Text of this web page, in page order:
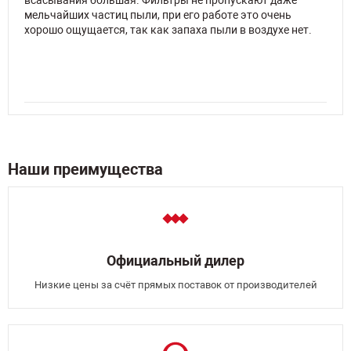
мельчайших частиц пыли, при его работе это очень
хорошо ощущается, так как запаха пыли в воздухе нет.
Наши преимущества
Официальный дилер
Низкие цены за счёт прямых поставок от производителей